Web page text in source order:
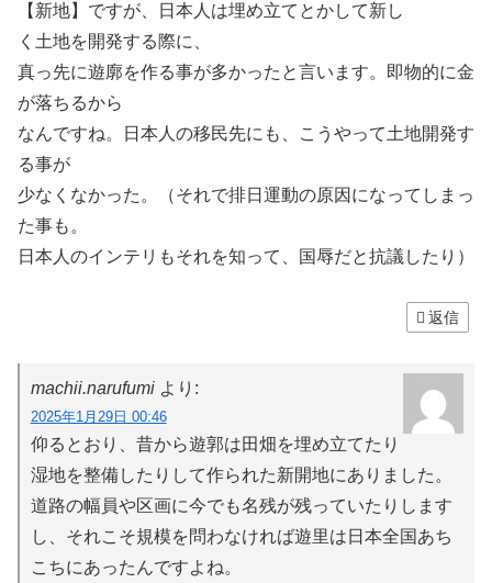
【新地】ですが、日本人は埋め立てとかして新し
く土地を開発する際に、
真っ先に遊廓を作る事が多かったと言います。即物的に金
が落ちるから
なんですね。日本人の移民先にも、こうやって土地開発す
る事が
少なくなかった。（それで排日運動の原因になってしまっ
た事も。
日本人のインテリもそれを知って、国辱だと抗議したり）
返信
machii.narufumi より:
2025年1月29日 00:46
仰るとおり、昔から遊郭は田畑を埋め立てたり
湿地を整備したりして作られた新開地にありました。
道路の幅員や区画に今でも名残が残っていたりします
し、それこそ規模を問わなければ遊里は日本全国あち
こちにあったんですよね。